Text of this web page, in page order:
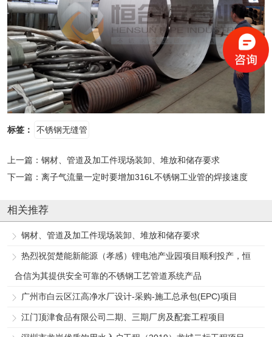
标签： 不锈钢无缝管
上一篇： 钢材、管道及加工件现场装卸、堆放和储存要求
下一篇： 离子气流量一定时要增加316L不锈钢工业管的焊接速度
相关推荐
钢材、管道及加工件现场装卸、堆放和储存要求
热烈祝贺楚能新能源（孝感）锂电池产业园项目顺利投产，恒
合信为其提供安全可靠的不锈钢工艺管道系统产品
广州市白云区江高净水厂设计-采购-施工总承包(EPC)项目
江门顶津食品有限公司二期、三期厂房及配套工程项目